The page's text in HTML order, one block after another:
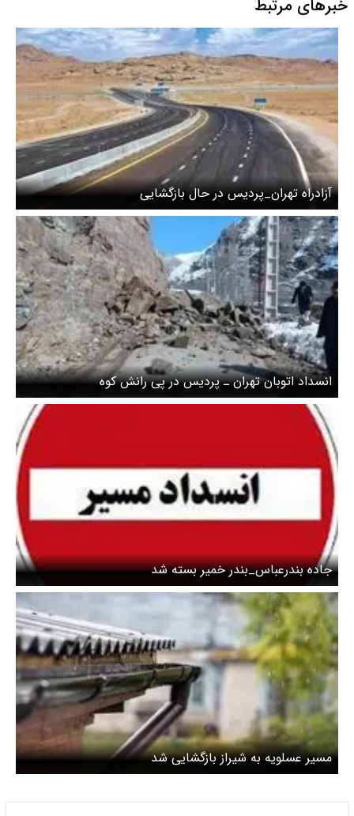
خبرهای مرتبط
آزادراه تهران_پردیس در حال بازگشایی
انسداد اتوبان تهران ـ پردیس در پی رانش کوه
جاده بندرعباس_بندر خمیر بسته شد
مسیر عسلویه به شیراز بازگشایی شد